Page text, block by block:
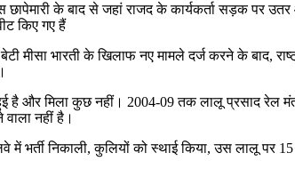
के बाद से जहां राजद के कार्यकर्ता सड़क पर उतर
किए गए हैं
बेटी मीसा भारती के खिलाफ नए मामले दर्ज करने के
है और मिला कुछ नहीं। 2004-09 तक लालू प्रसाद रेल
नहीं है।
निकाली, कुलियों को स्थाई किया, उस लालू पर 15